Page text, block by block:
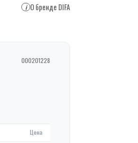
i О бренде DIFA
000201228
Цена